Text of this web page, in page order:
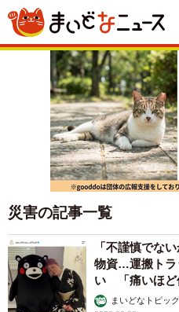
災害の記事一覧
「不謹慎でな
物資…運搬トラ
い 「痛いほど
まいどなトピック